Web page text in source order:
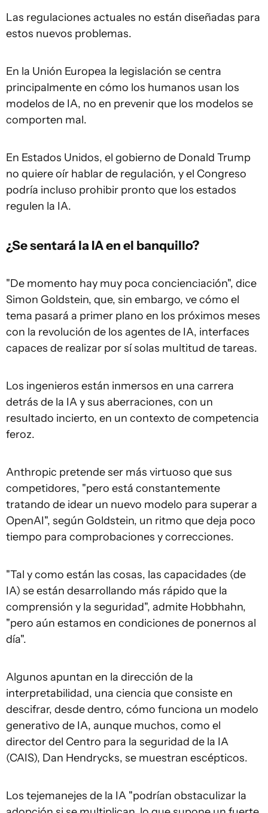
Las regulaciones actuales no están diseñadas para
estos nuevos problemas.
En la Unión Europea la legislación se centra
principalmente en cómo los humanos usan los
modelos de IA, no en prevenir que los modelos se
comporten mal.
En Estados Unidos, el gobierno de Donald Trump
no quiere oír hablar de regulación, y el Congreso
podría incluso prohibir pronto que los estados
regulen la IA.
¿Se sentará la IA en el banquillo?
"De momento hay muy poca concienciación", dice
Simon Goldstein, que, sin embargo, ve cómo el
tema pasará a primer plano en los próximos meses
con la revolución de los agentes de IA, interfaces
capaces de realizar por sí solas multitud de tareas.
Los ingenieros están inmersos en una carrera
detrás de la IA y sus aberraciones, con un
resultado incierto, en un contexto de competencia
feroz.
Anthropic pretende ser más virtuoso que sus
competidores, "pero está constantemente
tratando de idear un nuevo modelo para superar a
OpenAI", según Goldstein, un ritmo que deja poco
tiempo para comprobaciones y correcciones.
"Tal y como están las cosas, las capacidades (de
IA) se están desarrollando más rápido que la
comprensión y la seguridad", admite Hobbhahn,
"pero aún estamos en condiciones de ponernos al
día".
Algunos apuntan en la dirección de la
interpretabilidad, una ciencia que consiste en
descifrar, desde dentro, cómo funciona un modelo
generativo de IA, aunque muchos, como el
director del Centro para la seguridad de la IA
(CAIS), Dan Hendrycks, se muestran escépticos.
Los tejemanejes de la IA "podrían obstaculizar la